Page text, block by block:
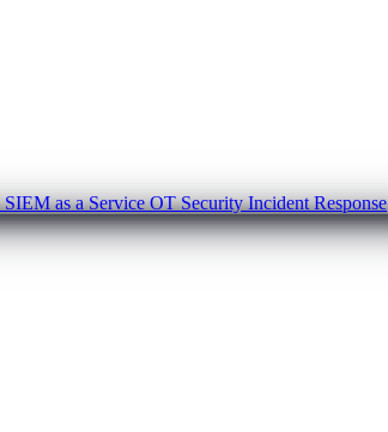
SIEM as a ServiceOT SecurityIncident Response